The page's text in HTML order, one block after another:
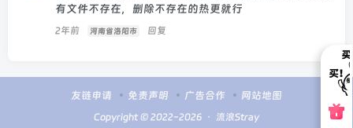
有文件不存在，删除不存在的热更就行
2年前 河南省洛阳市 回复
友链申请 免责声明 广告合作 网站地图
Copyright © 2022-2026 ・ 流浪Stray